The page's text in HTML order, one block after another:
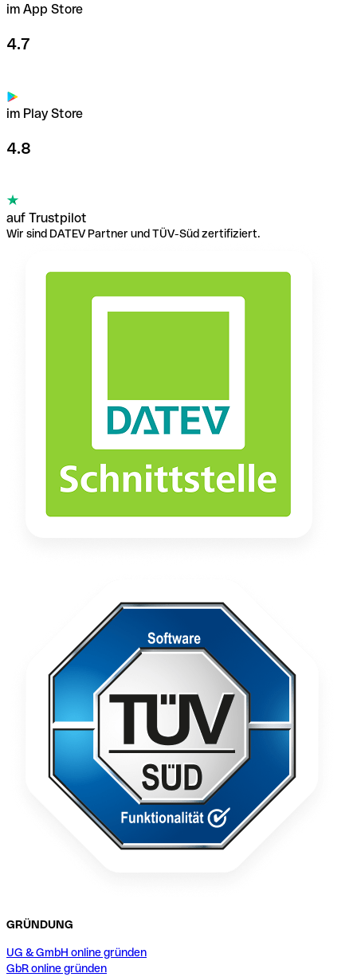
im App Store
4.7
im Play Store
4.8
auf Trustpilot
Wir sind DATEV Partner und TÜV-Süd zertifiziert.
GRÜNDUNG
UG & GmbH online gründen
GbR online gründen